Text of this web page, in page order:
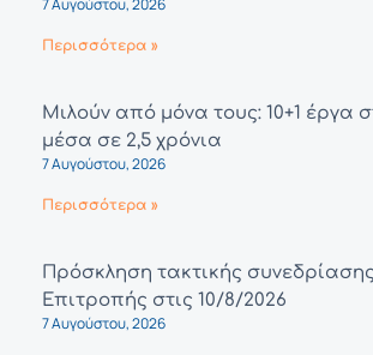
7 Αυγούστου, 2026
Περισσότερα »
Μιλούν από μόνα τους: 10+1 έργα
μέσα σε 2,5 χρόνια
7 Αυγούστου, 2026
Περισσότερα »
Πρόσκληση τακτικής
Επιτροπής στις 10/8/2026
7 Αυγούστου, 2026